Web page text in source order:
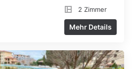
2 Zimmer
Mehr Details